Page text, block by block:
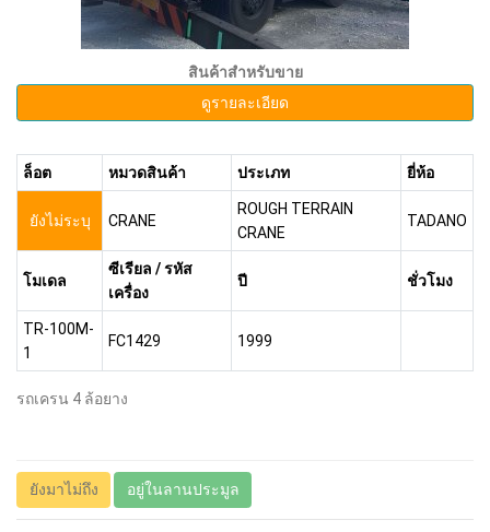
สินค้าสำหรับขาย
ดูรายละเอียด
ล็อต หมวดสินค้า ประเภท ยี่ห้อ
ยังไม่ระบุ CRANE
ROUGH TERRAIN
CRANE
TADANO
โมเดล
ซีเรียล / รหัส
เครื่อง
ปี ชั่วโมง
TR-100M-
1
FC1429 1999
รถเครน 4 ล้อยาง
ยังมาไม่ถึง อยู่ในลานประมูล